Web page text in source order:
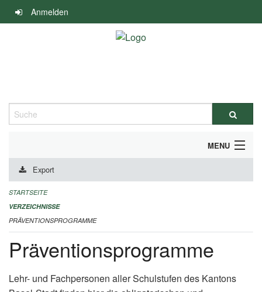
Navigation
überspringen
Anmelden
Suche
MENU
DURCHFÜHRUNG UND FINANZIERUNG
IMPRESSUM
Export
STARTSEITE
VERZEICHNISSE
PRÄVENTIONSPROGRAMME
Präventionsprogramme
Lehr- und Fachpersonen aller Schulstufen des Kantons